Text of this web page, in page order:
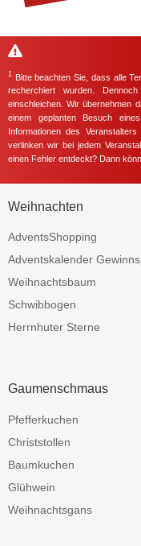
1
Bitte beachten Sie, dass alle
recherchiert wurden.
einschleichen. Wir übernehmen
einem geplanten Besuch
Informationen des
verlinken wir bei jedem
einen Fehler entdeckt? Dann
Weihnachten
AdventsShopping
Adventskalender
Weihnachtsbaum
Schwibbogen
Herrnhuter Sterne
Gaumenschmaus
Pfefferkuchen
Christstollen
Baumkuchen
Glühwein
Weihnachtsgans